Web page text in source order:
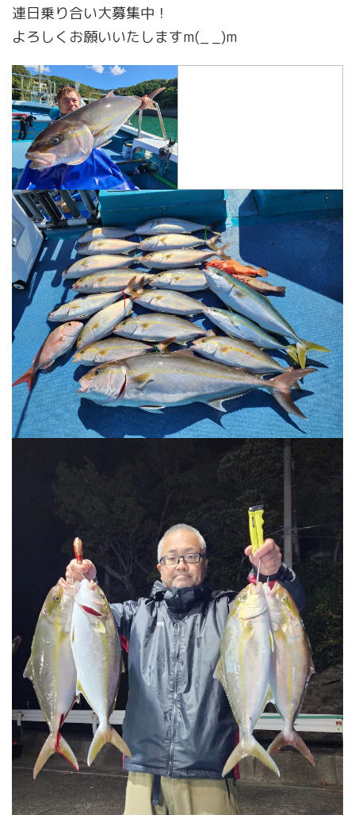
連日乗り合い大募集中！
よろしくお願いいたしますm(_ _)m